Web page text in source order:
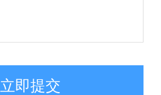
立即提交